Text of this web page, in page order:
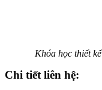
Khóa học thiết
Chi tiết liên hệ: